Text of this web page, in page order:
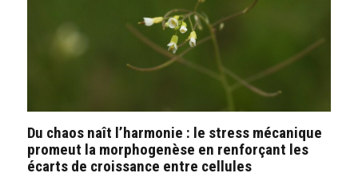
Du chaos naît l’harmonie : le stress mécanique
promeut la morphogenèse en renforçant les
écarts de croissance entre cellules